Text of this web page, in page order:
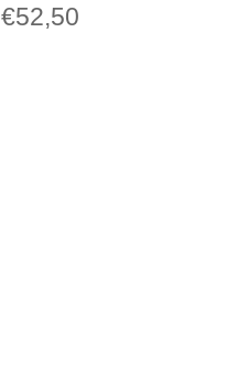
€52,50Prijsklasse: